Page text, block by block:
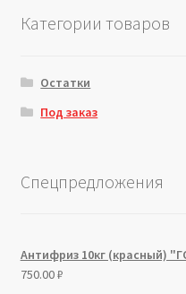
Категории товаров
Остатки
Под заказ
Спецпредложения
Антифриз 10кг (красный)
750.00₽